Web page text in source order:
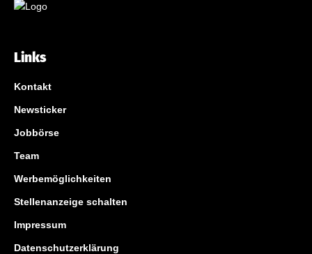
Links
Kontakt
Newsticker
Jobbörse
Team
Werbemöglichkeiten
Stellenanzeige schalten
Impressum
Datenschutzerklärung